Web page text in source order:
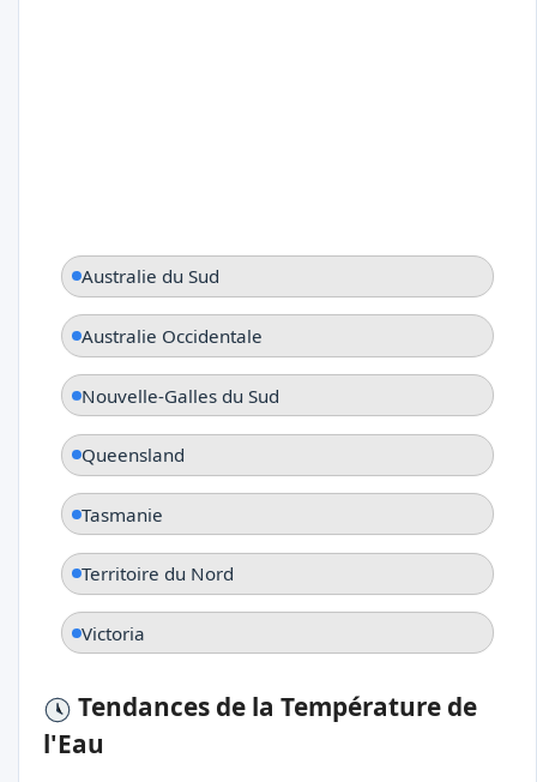
Australie du Sud
Australie Occidentale
Nouvelle-Galles du Sud
Queensland
Tasmanie
Territoire du Nord
Victoria
Tendances de la Température de
l'Eau